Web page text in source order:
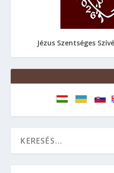
Jézus Szentséges